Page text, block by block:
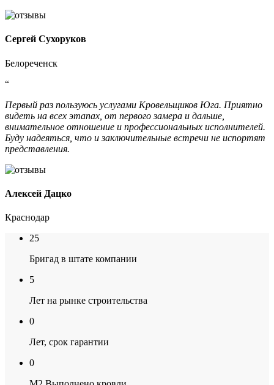
Сергей Сухоруков
Белореченск
“
Первый раз пользуюсь услугами Кровельщиков Юга. Приятно
видеть на всех этапах, от первого замера и дальше,
внимательное отношение и профессиональных исполнителей.
Буду надеяться, что и заключительные встречи не испортят
представления.
Алексей Дацко
Краснодар
25
Бригад в штате компании
5
Лет на рынке строительства
0
Лет, срок гарантии
0